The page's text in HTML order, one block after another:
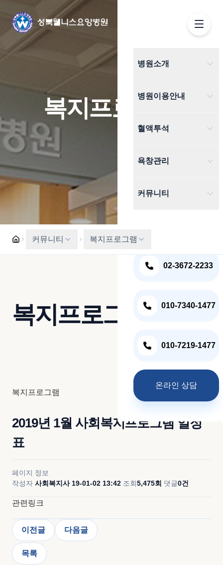
병원소개
인사말
진료협력병원
오시는 길
병원이용안내
입퇴원안내
의무기록발급
혈액투석
혈액투석
욕창관리
욕창치료기
커뮤니티
주간식단표
02-3672-2233
010-7340-1477
010-7219-1477
온라인 상담
복지프로그램
커뮤니티 복지프로그램
복지프로그램
복지프로그램
2019년 1월 사회복지프로그램 일정
표
페이지 정보
작성자 사회복지사 19-01-02 13:42 조회5,475회 댓글0건
관련링크
이전글 다음글
목록